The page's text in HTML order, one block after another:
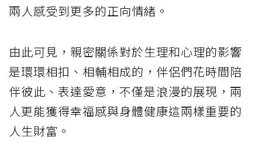
兩人感受到更多的正向情緒。
由此可見，親密關係對於生理和心理的影響
是環環相扣、相輔相成的，伴侶們花時間陪
伴彼此、表達愛意，不僅是浪漫的展現，兩
人更能獲得幸福感與身體健康這兩樣重要的
人生財富。